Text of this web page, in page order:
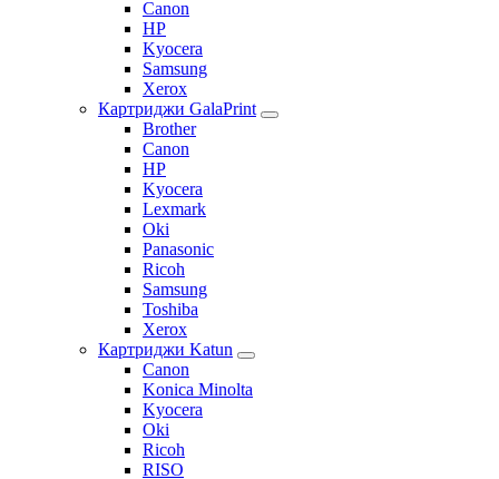
Canon
HP
Kyocera
Samsung
Xerox
Картриджи GalaPrint
Brother
Canon
HP
Kyocera
Lexmark
Oki
Panasonic
Ricoh
Samsung
Toshiba
Xerox
Картриджи Katun
Canon
Konica Minolta
Kyocera
Oki
Ricoh
RISO